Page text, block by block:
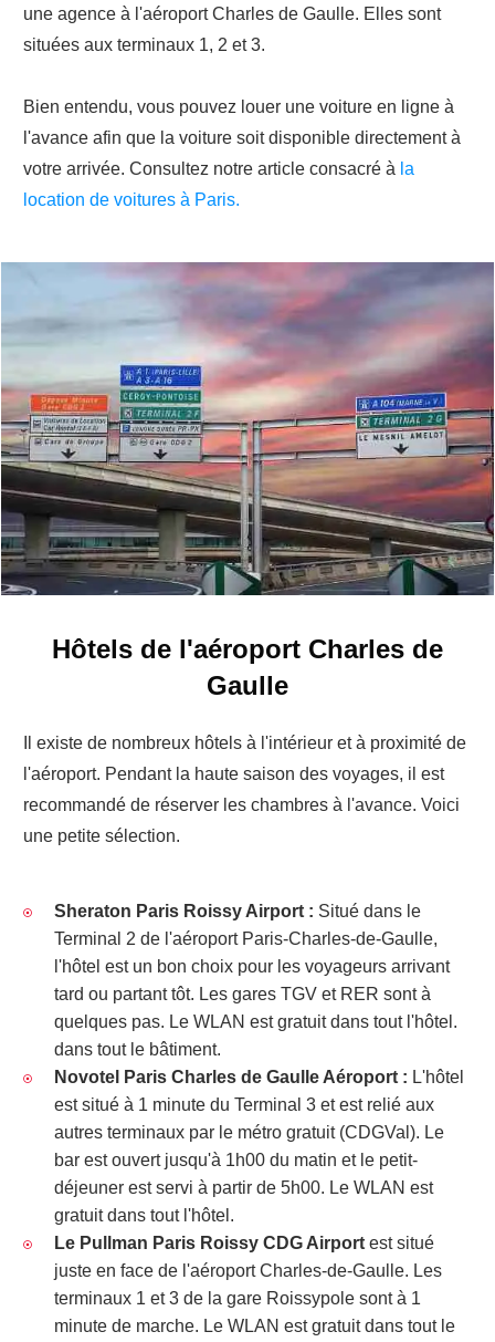
une agence à l'aéroport Charles de Gaulle. Elles sont
situées aux terminaux 1, 2 et 3.
Bien entendu, vous pouvez louer une voiture en ligne à
l'avance afin que la voiture soit disponible directement à
votre arrivée. Consultez notre article consacré à la
location de voitures à Paris.
Hôtels de l'aéroport Charles de
Gaulle
Il existe de nombreux hôtels à l'intérieur et à proximité de
l'aéroport. Pendant la haute saison des voyages, il est
recommandé de réserver les chambres à l'avance. Voici
une petite sélection.
Sheraton Paris Roissy Airport : Situé dans le
Terminal 2 de l'aéroport Paris-Charles-de-Gaulle,
l'hôtel est un bon choix pour les voyageurs arrivant
tard ou partant tôt. Les gares TGV et RER sont à
quelques pas. Le WLAN est gratuit dans tout l'hôtel.
dans tout le bâtiment.
Novotel Paris Charles de Gaulle Aéroport : L'hôtel
est situé à 1 minute du Terminal 3 et est relié aux
autres terminaux par le métro gratuit (CDGVal). Le
bar est ouvert jusqu'à 1h00 du matin et le petit-
déjeuner est servi à partir de 5h00. Le WLAN est
gratuit dans tout l'hôtel.
Le Pullman Paris Roissy CDG Airport est situé
juste en face de l'aéroport Charles-de-Gaulle. Les
terminaux 1 et 3 de la gare Roissypole sont à 1
minute de marche. Le WLAN est gratuit dans tout le